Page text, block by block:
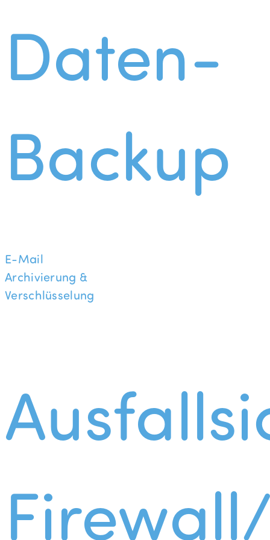
Daten-
Backup
E-Mail
Archivierung &
Verschlüsselung